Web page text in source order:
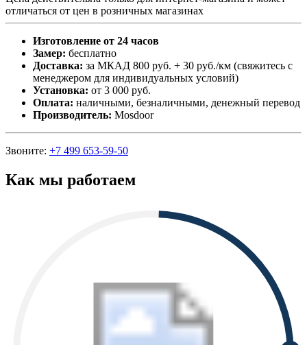
отличаться от цен в розничных магазинах
Изготовление от 24 часов
Замер: бесплатно
Доставка: за МКАД 800 руб. + 30 руб./км (свяжитесь с
менеджером для индивидуальных условий)
Установка: от 3 000 руб.
Оплата: наличными, безналичными, денежный перевод
Производитель: Mosdoor
Звоните: +7 499 653-59-50
Как мы работаем